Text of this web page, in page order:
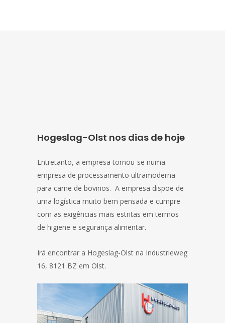
Hogeslag-Olst nos dias de hoje
Entretanto, a empresa tornou-se numa
empresa de processamento ultramoderna
para carne de bovinos. A empresa dispõe de
uma logística muito bem pensada e cumpre
com as exigências mais estritas em termos
de higiene e segurança alimentar.
Irá encontrar a Hogeslag-Olst na Industrieweg
16, 8121 BZ em Olst.